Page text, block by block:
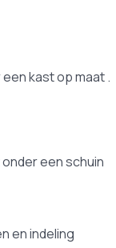
kast op maat .
een schuin
en indeling